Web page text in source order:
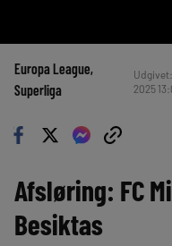
Europa League
Superliga
Udgivet:
2025
Afsløring: FC
Besiktas